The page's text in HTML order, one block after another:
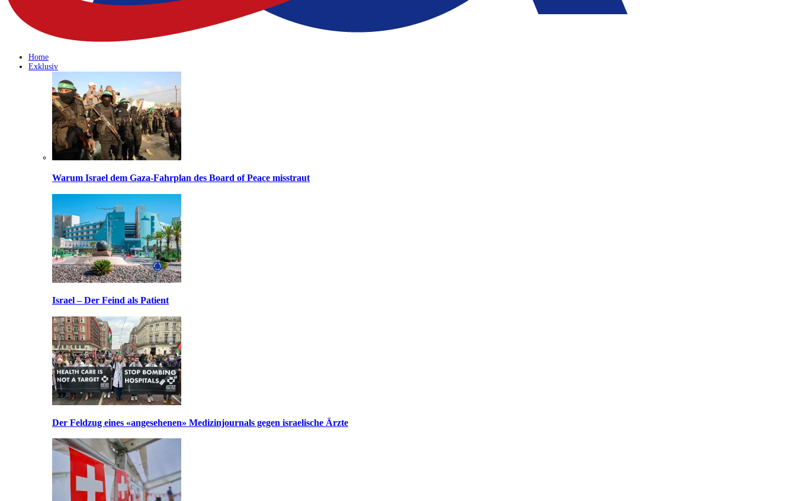
Home
Exklusiv
Warum Israel dem Gaza-Fahrplan des Board of Peace misstraut
Israel – Der Feind als Patient
Der Feldzug eines «angesehenen» Medizinjournals gegen israelische Ärzte